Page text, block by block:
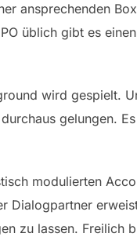
ansprechenden
üblich gibt es
wird gespielt.
gelungen.
modulierten
Dialogpartner
zu lassen. Freilich